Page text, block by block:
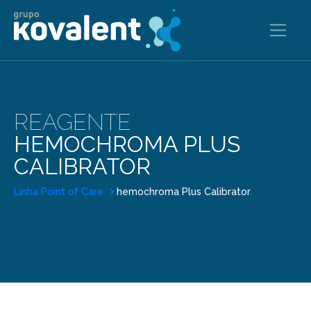
REAGENTE
HEMOCHROMA PLUS
CALIBRATOR
Linha Point of Care hemochroma Plus Calibrator